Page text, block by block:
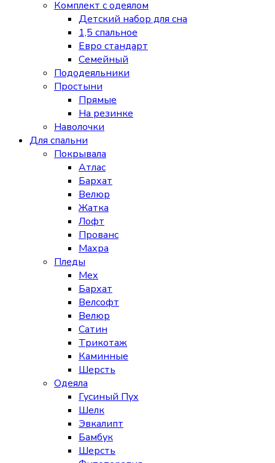
Комплект с одеялом
Детский набор для сна
1,5 спальное
Евро стандарт
Семейный
Пододеяльники
Простыни
Прямые
На резинке
Наволочки
Для спальни
Покрывала
Атлас
Бархат
Велюр
Жатка
Лофт
Прованс
Махра
Пледы
Мех
Бархат
Велсофт
Велюр
Сатин
Трикотаж
Каминные
Шерсть
Одеяла
Гусиный Пух
Шелк
Эвкалипт
Бамбук
Шерсть